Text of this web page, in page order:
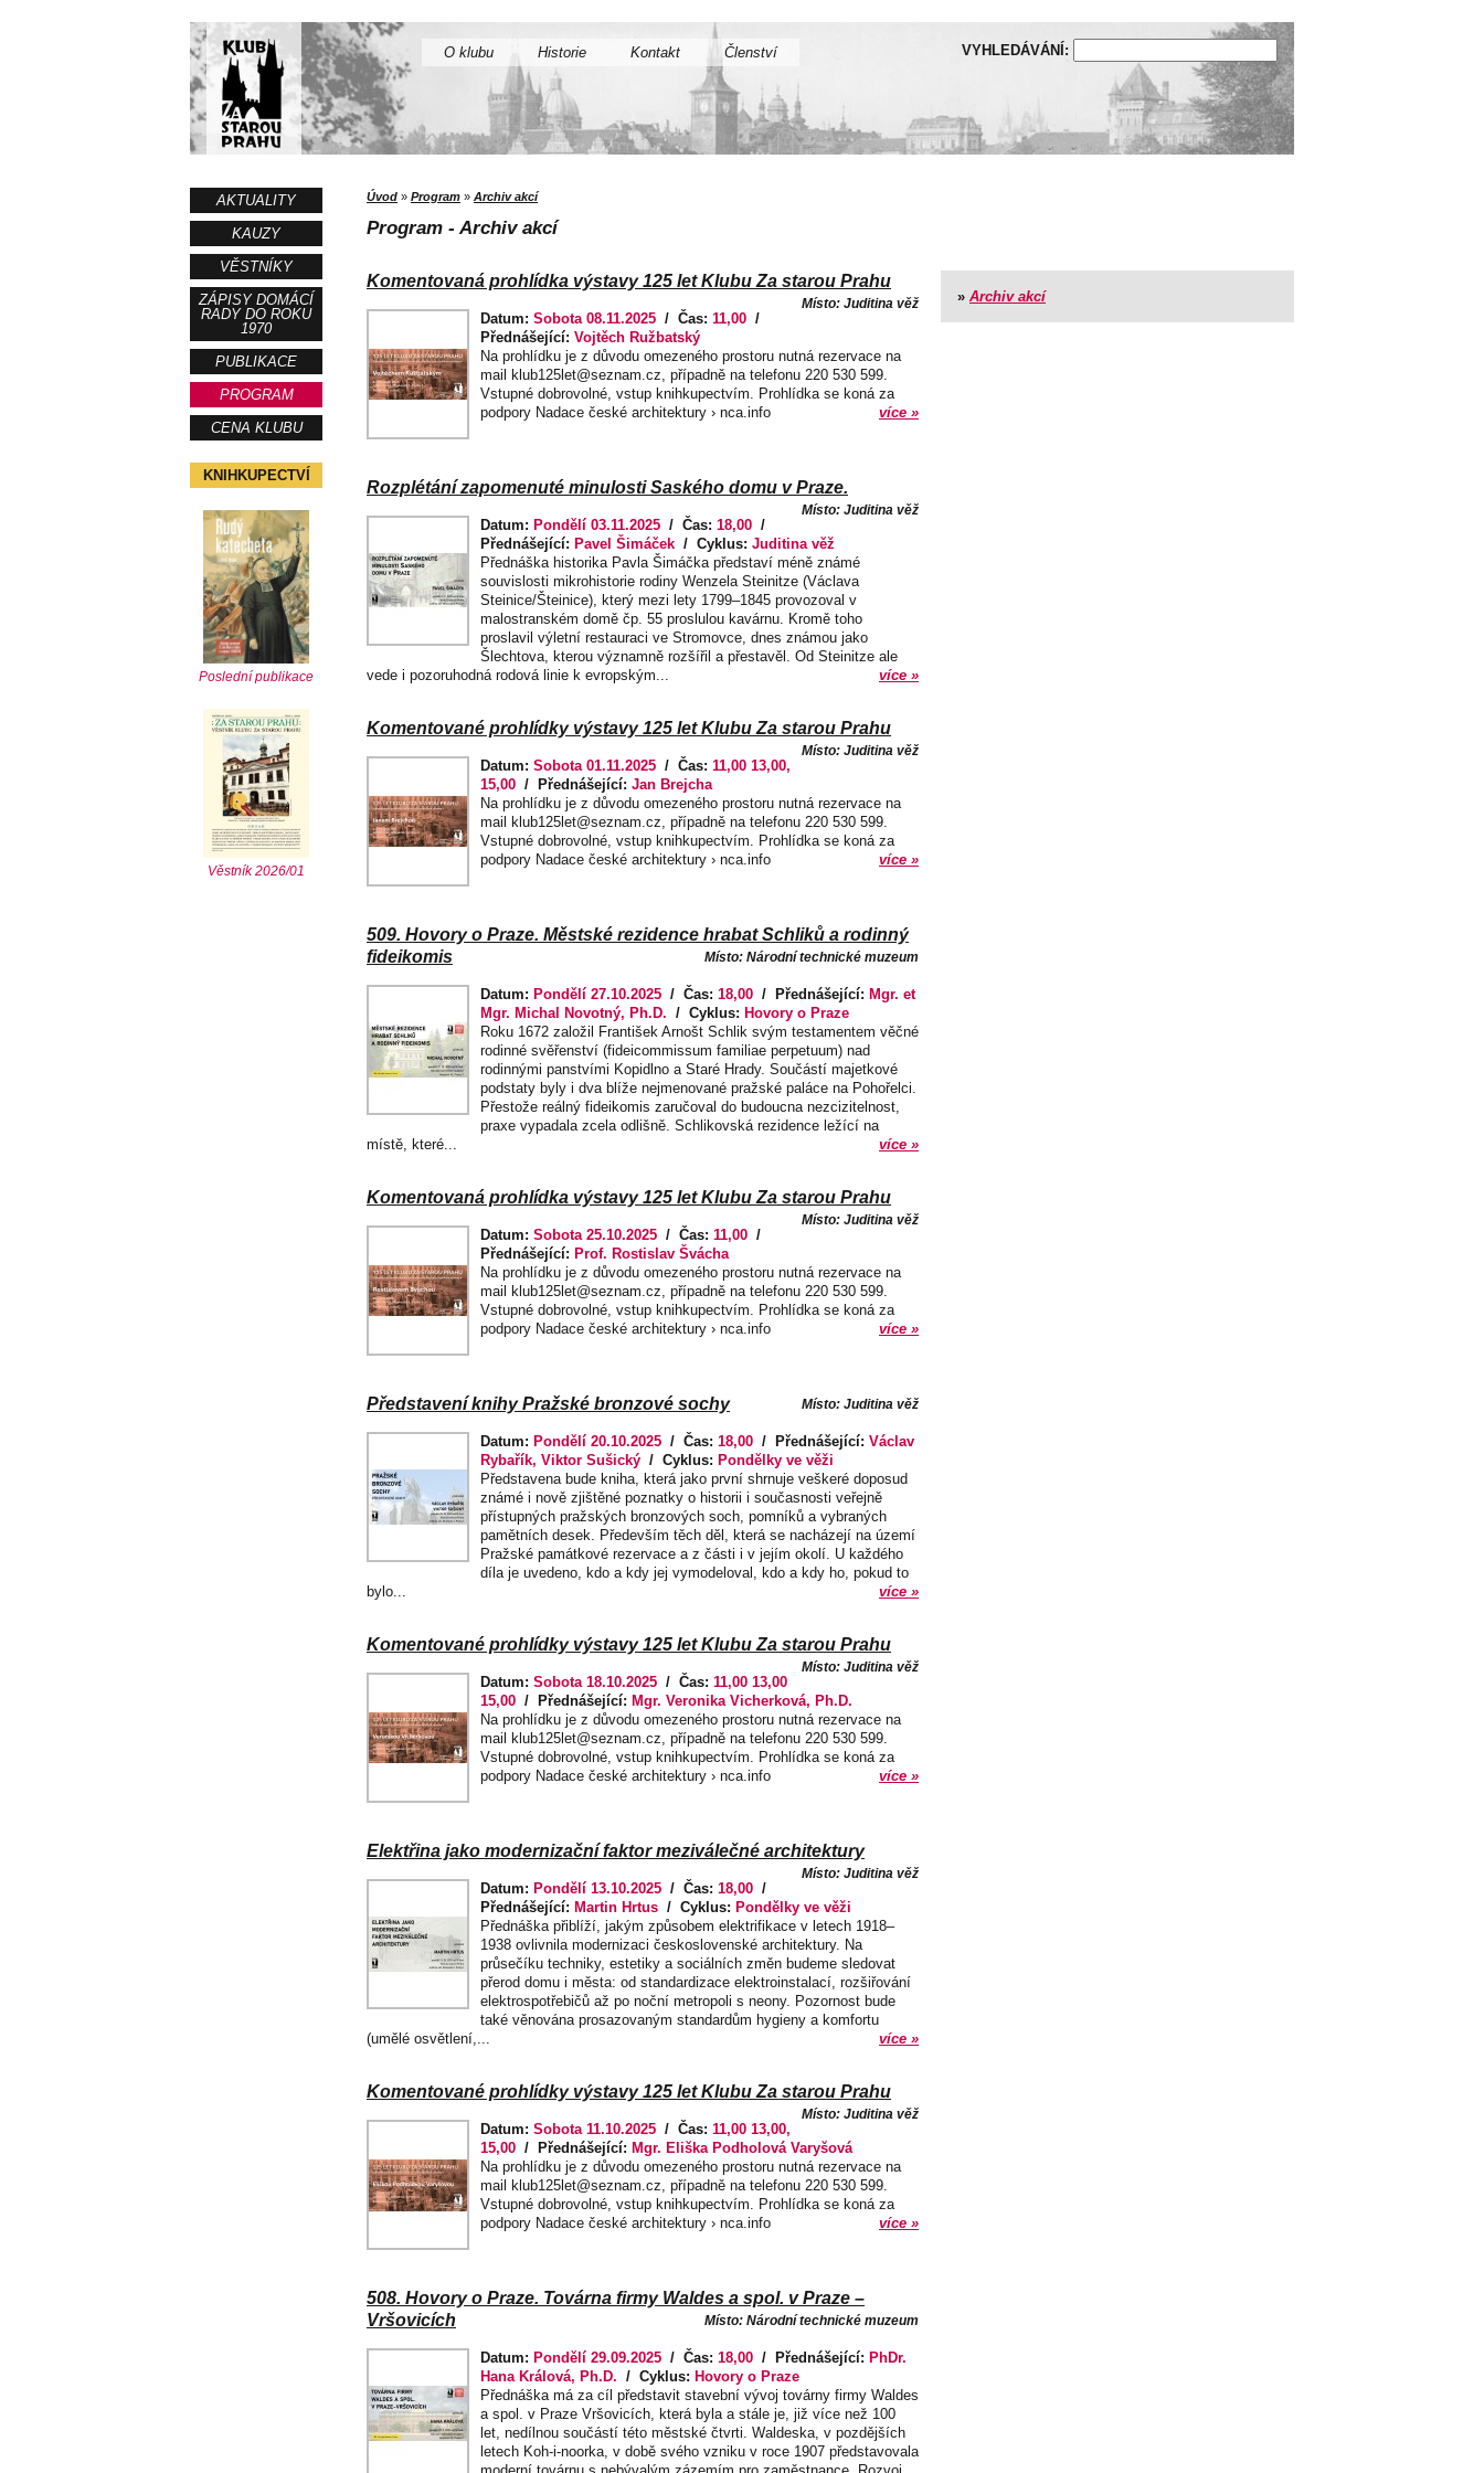
O klubu Historie Kontakt Členství VYHLEDÁVÁNÍ:
AKTUALITY
KAUZY
VĚSTNÍKY
ZÁPISY DOMÁCÍ
RADY DO ROKU
1970
PUBLIKACE
PROGRAM
CENA KLUBU
KNIHKUPECTVÍ
Poslední publikace
Věstník 2026/01
Úvod » Program » Archiv akcí
Program - Archiv akcí
Komentovaná prohlídka výstavy 125 let Klubu Za starou Prahu
Místo: Juditina věž
Datum: Sobota 08.11.2025 / Čas: 11,00 /
Přednášející: Vojtěch Ružbatský
Na prohlídku je z důvodu omezeného prostoru nutná rezervace na
mail klub125let@seznam.cz, případně na telefonu 220 530 599.
Vstupné dobrovolné, vstup knihkupectvím. Prohlídka se koná za
podpory Nadace české architektury › nca.info
více »
Rozplétání zapomenuté minulosti Saského domu v Praze.
Místo: Juditina věž
Datum: Pondělí 03.11.2025 / Čas: 18,00 /
Přednášející: Pavel Šimáček / Cyklus: Juditina věž
Přednáška historika Pavla Šimáčka představí méně známé
souvislosti mikrohistorie rodiny Wenzela Steinitze (Václava
Steinice/Šteinice), který mezi lety 1799–1845 provozoval v
malostranském domě čp. 55 proslulou kavárnu. Kromě toho
proslavil výletní restauraci ve Stromovce, dnes známou jako
Šlechtova, kterou významně rozšířil a přestavěl. Od Steinitze ale
vede i pozoruhodná rodová linie k evropským...
více »
Komentované prohlídky výstavy 125 let Klubu Za starou Prahu
Místo: Juditina věž
Datum: Sobota 01.11.2025 / Čas: 11,00 13,00,
15,00 / Přednášející: Jan Brejcha
Na prohlídku je z důvodu omezeného prostoru nutná rezervace na
mail klub125let@seznam.cz, případně na telefonu 220 530 599.
Vstupné dobrovolné, vstup knihkupectvím. Prohlídka se koná za
podpory Nadace české architektury › nca.info
více »
509. Hovory o Praze. Městské rezidence hrabat Schliků a rodinný
fideikomis
Místo: Národní technické muzeum
Datum: Pondělí 27.10.2025 / Čas: 18,00 / Přednášející: Mgr. et
Mgr. Michal Novotný, Ph.D. / Cyklus: Hovory o Praze
Roku 1672 založil František Arnošt Schlik svým testamentem věčné
rodinné svěřenství (fideicommissum familiae perpetuum) nad
rodinnými panstvími Kopidlno a Staré Hrady. Součástí majetkové
podstaty byly i dva blíže nejmenované pražské paláce na Pohořelci.
Přestože reálný fideikomis zaručoval do budoucna nezcizitelnost,
praxe vypadala zcela odlišně. Schlikovská rezidence ležící na
místě, které...
více »
Komentovaná prohlídka výstavy 125 let Klubu Za starou Prahu
Místo: Juditina věž
Datum: Sobota 25.10.2025 / Čas: 11,00 /
Přednášející: Prof. Rostislav Švácha
Na prohlídku je z důvodu omezeného prostoru nutná rezervace na
mail klub125let@seznam.cz, případně na telefonu 220 530 599.
Vstupné dobrovolné, vstup knihkupectvím. Prohlídka se koná za
podpory Nadace české architektury › nca.info
více »
Představení knihy Pražské bronzové sochy Místo: Juditina věž
Datum: Pondělí 20.10.2025 / Čas: 18,00 / Přednášející: Václav
Rybařík, Viktor Sušický / Cyklus: Pondělky ve věži
Představena bude kniha, která jako první shrnuje veškeré doposud
známé i nově zjištěné poznatky o historii i současnosti veřejně
přístupných pražských bronzových soch, pomníků a vybraných
pamětních desek. Především těch děl, která se nacházejí na území
Pražské památkové rezervace a z části i v jejím okolí. U každého
díla je uvedeno, kdo a kdy jej vymodeloval, kdo a kdy ho, pokud to
bylo...
více »
Komentované prohlídky výstavy 125 let Klubu Za starou Prahu
Místo: Juditina věž
Datum: Sobota 18.10.2025 / Čas: 11,00 13,00
15,00 / Přednášející: Mgr. Veronika Vicherková, Ph.D.
Na prohlídku je z důvodu omezeného prostoru nutná rezervace na
mail klub125let@seznam.cz, případně na telefonu 220 530 599.
Vstupné dobrovolné, vstup knihkupectvím. Prohlídka se koná za
podpory Nadace české architektury › nca.info
více »
Elektřina jako modernizační faktor meziválečné architektury
Místo: Juditina věž
Datum: Pondělí 13.10.2025 / Čas: 18,00 /
Přednášející: Martin Hrtus / Cyklus: Pondělky ve věži
Přednáška přiblíží, jakým způsobem elektrifikace v letech 1918–
1938 ovlivnila modernizaci československé architektury. Na
průsečíku techniky, estetiky a sociálních změn budeme sledovat
přerod domu i města: od standardizace elektroinstalací, rozšiřování
elektrospotřebičů až po noční metropoli s neony. Pozornost bude
také věnována prosazovaným standardům hygieny a komfortu
(umělé osvětlení,...
více »
Komentované prohlídky výstavy 125 let Klubu Za starou Prahu
Místo: Juditina věž
Datum: Sobota 11.10.2025 / Čas: 11,00 13,00,
15,00 / Přednášející: Mgr. Eliška Podholová Varyšová
Na prohlídku je z důvodu omezeného prostoru nutná rezervace na
mail klub125let@seznam.cz, případně na telefonu 220 530 599.
Vstupné dobrovolné, vstup knihkupectvím. Prohlídka se koná za
podpory Nadace české architektury › nca.info
více »
508. Hovory o Praze. Továrna firmy Waldes a spol. v Praze –
Vršovicích
Místo: Národní technické muzeum
Datum: Pondělí 29.09.2025 / Čas: 18,00 / Přednášející: PhDr.
Hana Králová, Ph.D. / Cyklus: Hovory o Praze
Přednáška má za cíl představit stavební vývoj továrny firmy Waldes
a spol. v Praze Vršovicích, která byla a stále je, již více než 100
let, nedílnou součástí této městské čtvrti. Waldeska, v pozdějších
letech Koh-i-noorka, v době svého vzniku v roce 1907 představovala
» Archiv akcí